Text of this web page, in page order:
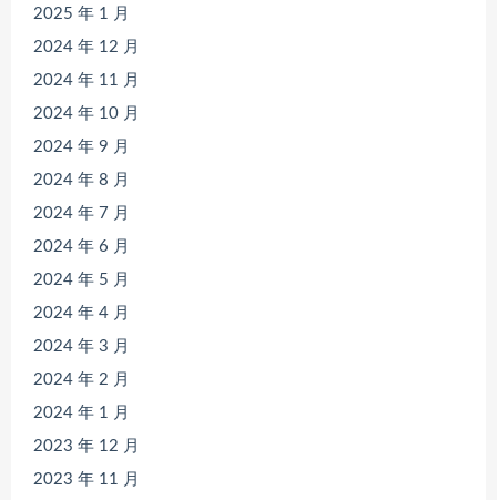
2025 年 1 月
2024 年 12 月
2024 年 11 月
2024 年 10 月
2024 年 9 月
2024 年 8 月
2024 年 7 月
2024 年 6 月
2024 年 5 月
2024 年 4 月
2024 年 3 月
2024 年 2 月
2024 年 1 月
2023 年 12 月
2023 年 11 月